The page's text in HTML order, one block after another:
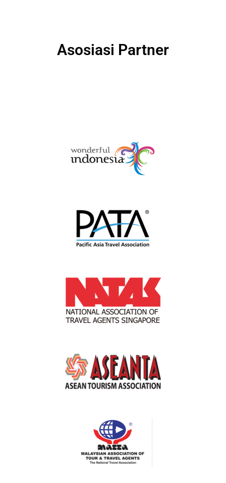
Asosiasi Partner